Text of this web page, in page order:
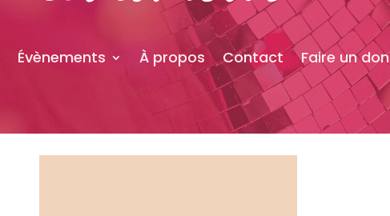
Évènements À propos Contact Faire un don